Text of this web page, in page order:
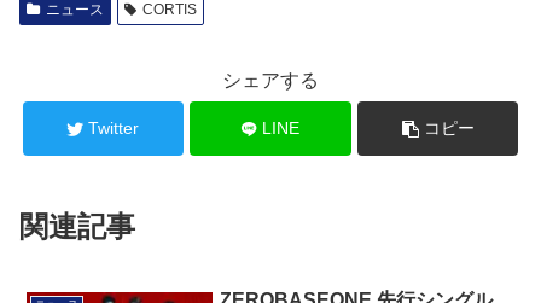
ニュース CORTIS
シェアする
Twitter LINE コピー
関連記事